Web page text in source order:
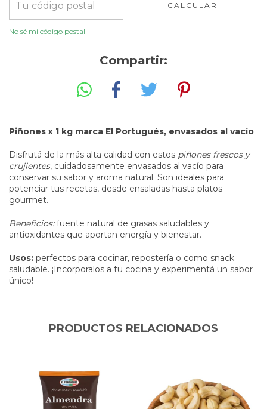
CALCULAR
No sé mi código postal
Compartir:
Piñones x 1 kg marca El Portugués, envasados al vacío
Disfrutá de la más alta calidad con estos piñones frescos y
crujientes, cuidadosamente envasados al vacío para
conservar su sabor y aroma natural. Son ideales para
potenciar tus recetas, desde ensaladas hasta platos
gourmet.
Beneficios:fuente natural de grasas saludables y
antioxidantes que aportan energía y bienestar.
Usos: perfectos para cocinar, repostería o como snack
saludable. ¡Incorporalos a tu cocina y experimentá un sabor
único!
PRODUCTOS RELACIONADOS